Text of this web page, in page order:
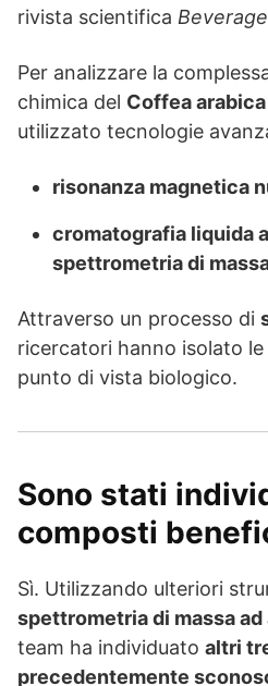
rivista scientifica
Per analizzare la
chimica del Coffea
utilizzato tecnologie
risonanza magnetica
cromatografia liquida
spettrometria di
Attraverso un processo di
ricercatori hanno isolato
punto di vista biologico.
Sono stati
composti
Sì. Utilizzando ulteriori
spettrometria di massa
team ha individuato altri
precedentemente